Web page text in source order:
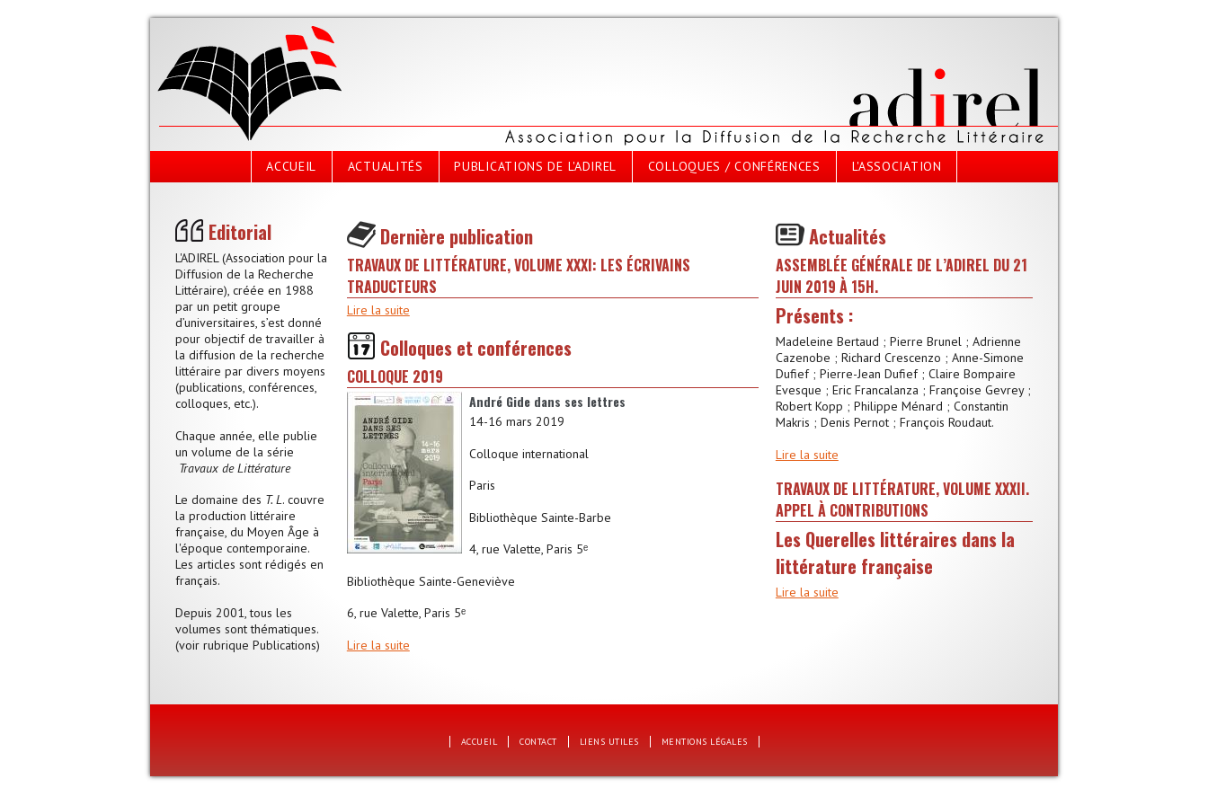
ACCUEIL ACTUALITÉS PUBLICATIONS DE L'ADIREL COLLOQUES / CONFÉRENCES L'ASSOCIATION
Editorial
L'ADIREL (Association pour la
Diffusion de la Recherche
Littéraire), créée en 1988
par un petit groupe
d’universitaires, s’est donné
pour objectif de travailler à
la diffusion de la recherche
littéraire par divers moyens
(publications, conférences,
colloques, etc.).
Chaque année, elle publie
un volume de la série
Travaux de Littérature
Le domaine des T. L. couvre
la production littéraire
française, du Moyen Âge à
l'époque contemporaine.
Les articles sont rédigés en
français.
Depuis 2001, tous les
volumes sont thématiques.
(voir rubrique Publications)
Dernière publication
TRAVAUX DE LITTÉRATURE, VOLUME XXXI: LES ÉCRIVAINS
TRADUCTEURS
Lire la suite
Colloques et conférences
COLLOQUE 2019
André Gide dans ses lettres
14-16 mars 2019
Colloque international
Paris
Bibliothèque Sainte-Barbe
4, rue Valette, Paris 5ᵉ
Bibliothèque Sainte-Geneviève
6, rue Valette, Paris 5ᵉ
Lire la suite
Actualités
ASSEMBLÉE GÉNÉRALE DE L’ADIREL DU 21
JUIN 2019 À 15H.
Présents :
Madeleine Bertaud ; Pierre Brunel ; Adrienne
Cazenobe ; Richard Crescenzo ; Anne-Simone
Dufief ; Pierre-Jean Dufief ; Claire Bompaire
Evesque ; Eric Francalanza ; Françoise Gevrey ;
Robert Kopp ; Philippe Ménard ; Constantin
Makris ; Denis Pernot ; François Roudaut.
Lire la suite
TRAVAUX DE LITTÉRATURE, VOLUME XXXII.
APPEL À CONTRIBUTIONS
Les Querelles littéraires dans la
littérature française
Lire la suite
ACCUEIL CONTACT LIENS UTILES MENTIONS LÉGALES